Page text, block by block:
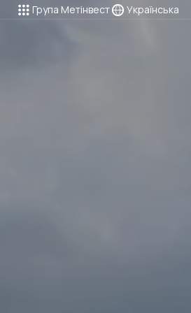
Група Метінвест Українська